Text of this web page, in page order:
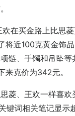
在买金路上比思
将近100克黄金饰
链、手镯和吊坠
来克价为342元。
菱、王欢一样喜欢
键词相关笔记显示